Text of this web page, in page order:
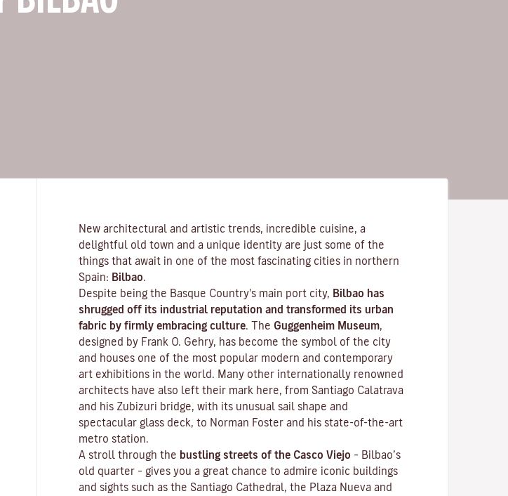
New architectural and artistic trends, incredible cuisine, a
delightful old town and a unique identity are just some of the
things that await in one of the most fascinating cities in northern
Spain: Bilbao
Despite being the Basque Country's main port city,
Bilbao has
shrugged off its industrial reputation and transformed its urban
fabric by firmly embracing culture . The Guggenheim Museum
designed by Frank O. Gehry, has become the symbol of the city
and houses one of the most popular modern and contemporary
art exhibitions in the world. Many other internationally renowned
architects have also left their mark here, from Santiago Calatrava
and his Zubizuri bridge, with its unusual sail shape and
spectacular glass deck, to Norman Foster and his state-of-the-art
metro station.
A stroll through the bustling streets of the Casco Viejo – Bilbao’s
old quarter – gives you a great chance to admire iconic buildings
and sights such as the Santiago Cathedral, the Plaza Nueva and